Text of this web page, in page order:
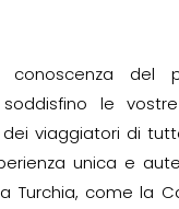
conoscenza del
le vostre
viaggiatori di
unica e
Turchia, come la